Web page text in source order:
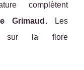
complètent
Grimaud . Les
sur la flore